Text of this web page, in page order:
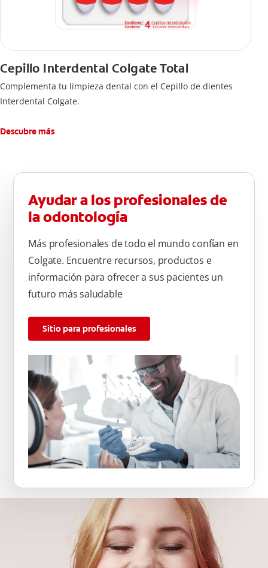
Cepillo Interdental Colgate Total
Complementa tu limpieza dental con el Cepillo de dientes
Interdental Colgate.
Descubre más
Ayudar a los profesionales de
la odontología
Más profesionales de todo el mundo confían en
Colgate. Encuentre recursos, productos e
información para ofrecer a sus pacientes un
futuro más saludable
Sitio para profesionales